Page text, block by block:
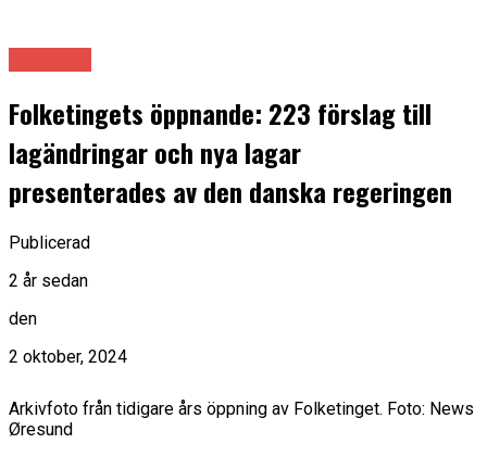
Folketingets öppnande: 223 förslag till
lagändringar och nya lagar
presenterades av den danska regeringen
Publicerad
2 år sedan
den
2 oktober, 2024
Arkivfoto från tidigare års öppning av Folketinget. Foto: News
Øresund